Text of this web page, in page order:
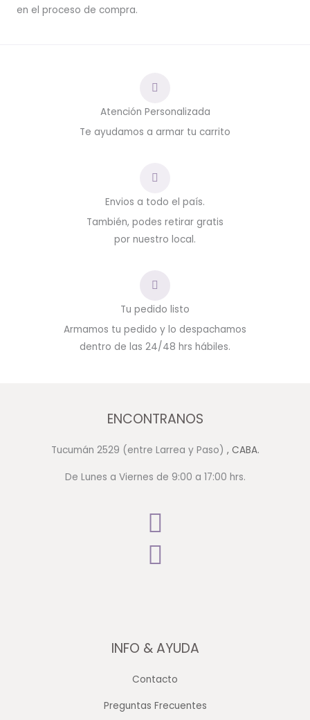
en el proceso de compra.
Atención Personalizada
Te ayudamos a armar tu carrito
Envios a todo el país.
También, podes retirar gratis
por nuestro local.
Tu pedido listo
Armamos tu pedido y lo despachamos
dentro de las 24/48 hrs hábiles.
ENCONTRANOS
Tucumán 2529 (entre Larrea y Paso) , CABA.
De Lunes a Viernes de 9:00 a 17:00 hrs.
INFO & AYUDA
Contacto
Preguntas Frecuentes